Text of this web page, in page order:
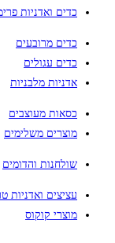
כדים ואדניות
כדים מרובעים
כדים עגולים
אדניות מלבניות
כסאות מעוצבים
מוצרים משלימים
שולחנות והדומים
עציצים ואדניות
מוצרי קוקוס